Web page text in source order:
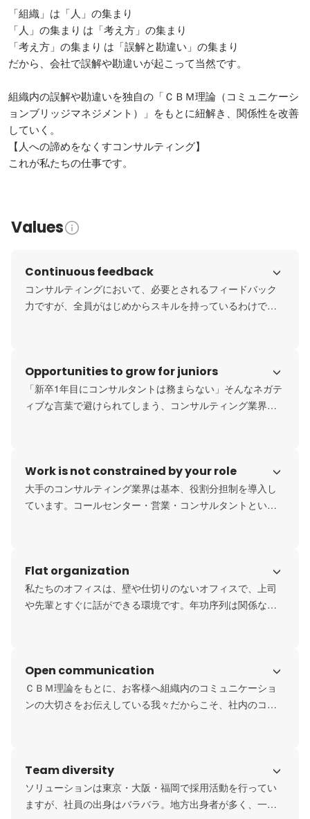
「組織」は「人」の集まり
「人」の集まり は「考え方」の集まり
「考え方」の集まり は「誤解と勘違い」の集まり
だから、会社で誤解や勘違いが起こって当然です。
組織内の誤解や勘違いを独自の「ＣＢＭ理論（コミュニケーシ
ョンブリッジマネジメント）」をもとに紐解き、関係性を改善
していく。
【人への諦めをなくすコンサルティング】
Values
Continuous feedback
コンサルティングにおいて、必要とされるフィードバック
力ですが、全員がはじめからスキルを持っているわけでは
ります。
Opportunities to grow for juniors
「新卒1年目にコンサルタントは務まらない」そんなネガテ
ィブな言葉で避けられてしまう、コンサルティング業界。
ンサルティングすることができる。だから、若くから活躍
できる会社、それがソリューションです。
Work is not constrained by your role
大手のコンサルティング業界は基本、役割分担制を導入し
ています。コールセンター・営業・コンサルタントといっ
ィングしてほしい」と決断された企業様を、自身で成長へ
導くサポートができる会社です。職種に縛られず、ただル
ーティンをこなすだけの仕事にはなりません。
Flat organization
私たちのオフィスは、壁や仕切りのないオフィスで、上司
や先輩とすぐに話ができる環境です。年功序列は関係な
Open communication
ＣＢＭ理論をもとに、お客様へ組織内のコミュニケーショ
ンの大切さをお伝えしている我々だからこそ、社内のコミ
Team diversity
ソリューションは東京・大阪・福岡で採用活動を行ってい
ますが、社員の出身はバラバラ。地方出身者が多く、一人